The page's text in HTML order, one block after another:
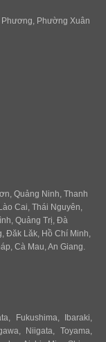
Phường Xuân
Quảng Ninh, Thanh
Cai, Thái Nguyên,
Quảng Trị, Đà
Đăk Lăk, Hồ Chí Minh,
Cà Mau, An Giang.
, Fukushima, Ibaraki,
, Niigata,Toyama,